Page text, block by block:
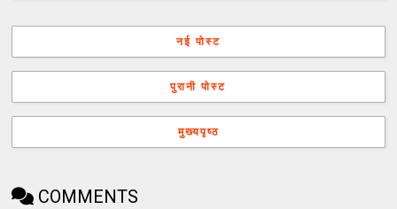
नई पोस्ट
पुरानी पोस्ट
मुख्यपृष्ठ
COMMENTS